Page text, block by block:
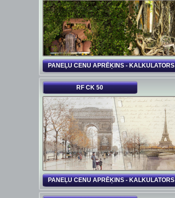
PANEĻU CENU APRĒĶINS - KALKULATORS
RF CK 50
PANEĻU CENU APRĒĶINS - KALKULATORS